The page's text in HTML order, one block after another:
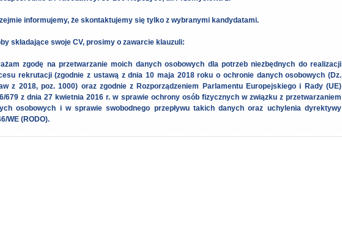
informujemy, że skontaktujemy się tylko z wybranymi kandydatami.
składające swoje CV, prosimy o zawarcie klauzuli:
zgodę na przetwarzanie moich danych osobowych dla potrzeb niezbędnych do realizacji
rekrutacji (zgodnie z ustawą z dnia 10 maja 2018 roku o ochronie danych osobowych (Dz.
z 2018, poz. 1000) oraz zgodnie z Rozporządzeniem Parlamentu Europejskiego i Rady (UE)
679 z dnia 27 kwietnia 2016 r. w sprawie ochrony osób fizycznych w związku z przetwarzaniem
osobowych i w sprawie swobodnego przepływu takich danych oraz uchylenia dyrektywy
WE (RODO).